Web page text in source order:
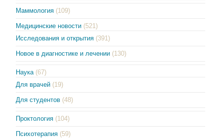
Маммология (109)
Медицинские новости (521)
Исследования и открытия (391)
Новое в диагностике и лечении (130)
Наука (67)
Для врачей (19)
Для студентов (48)
Проктология (104)
Психотерапия (59)